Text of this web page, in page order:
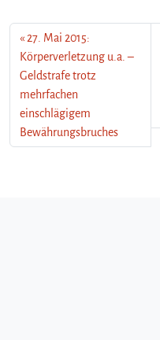
27. Mai 2015:
Körperverletzung u.a. –
Geldstrafe trotz
mehrfachen
einschlägigem
Bewährungsbruches